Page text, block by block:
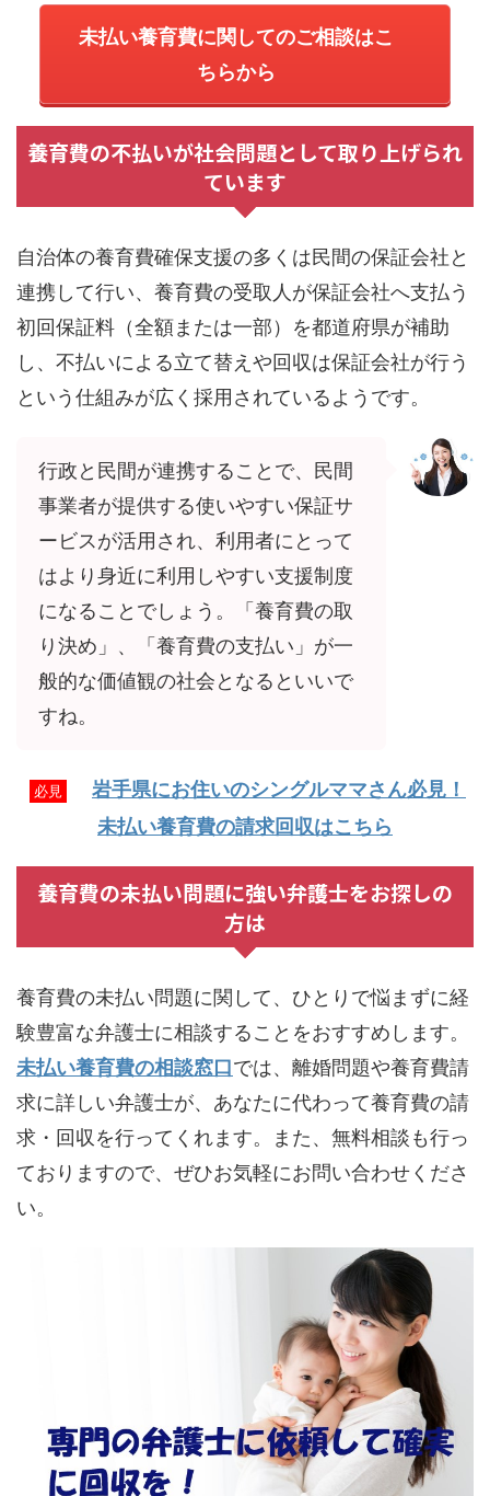
未払い養育費に関してのご相談はこ
ちらから
養育費の不払いが社会問題として取り上げられ
ています
自治体の養育費確保支援の多くは民間の保証会社と
連携して行い、養育費の受取人が保証会社へ支払う
初回保証料（全額または一部）を都道府県が補助
し、不払いによる立て替えや回収は保証会社が行う
という仕組みが広く採用されているようです。
行政と民間が連携することで、民間
事業者が提供する使いやすい保証サ
ービスが活用され、利用者にとって
はより身近に利用しやすい支援制度
になることでしょう。「養育費の取
り決め」、「養育費の支払い」が一
般的な価値観の社会となるといいで
すね。
必見
岩手県にお住いのシングルママさん必見！
未払い養育費の請求回収はこちら
養育費の未払い問題に強い弁護士をお探しの
方は
養育費の未払い問題に関して、ひとりで悩まずに経
験豊富な弁護士に相談することをおすすめします。
未払い養育費の相談窓口では、離婚問題や養育費請
求に詳しい弁護士が、あなたに代わって養育費の請
求・回収を行ってくれます。また、無料相談も行っ
ておりますので、ぜひお気軽にお問い合わせくださ
い。